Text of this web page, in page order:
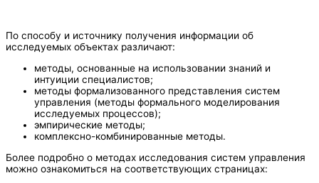
По способу и источнику получения информации об
исследуемых объектах различают:
методы, основанные на использовании знаний и
интуиции специалистов;
методы формализованного представления систем
управления (методы формального моделирования
исследуемых процессов);
эмпирические методы;
комплексно-комбинированные методы.
Более подробно о методах исследования систем управления
можно ознакомиться на соответствующих страницах: